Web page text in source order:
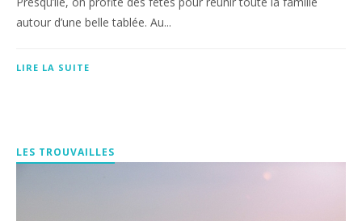
autour d’une belle tablée. Au...
LIRE LA SUITE
LES TROUVAILLES